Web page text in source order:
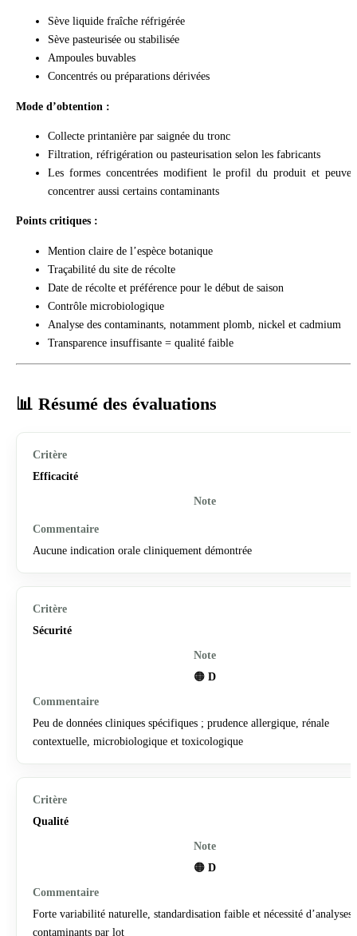
Sève liquide fraîche réfrigérée
Sève pasteurisée ou stabilisée
Ampoules buvables
Concentrés ou préparations dérivées
Mode d’obtention :
Collecte printanière par saignée du tronc
Filtration, réfrigération ou pasteurisation selon les fabricants
Les formes concentrées modifient le profil du produit et
concentrer aussi certains contaminants
Points critiques :
Mention claire de l’espèce botanique
Traçabilité du site de récolte
Date de récolte et préférence pour le début de saison
Contrôle microbiologique
Analyse des contaminants, notamment plomb, nickel et cadmium
Transparence insuffisante = qualité faible
📊 Résumé des évaluations
Efficacité
Aucune indication orale cliniquement démontrée
Sécurité
🟠 D
Peu de données cliniques spécifiques ; prudence allergique, rénale
contextuelle, microbiologique et toxicologique
Qualité
🟠 D
Forte variabilité naturelle, standardisation faible et nécessité d’analyses
contaminants par lot